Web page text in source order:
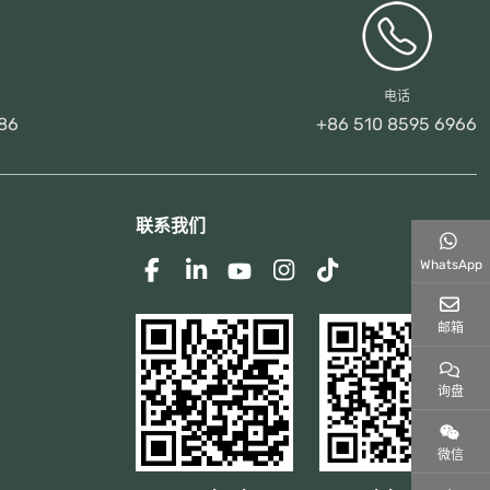
电话
+86 510 8595 6966
联系我们
WhatsApp
邮箱
询盘
微信